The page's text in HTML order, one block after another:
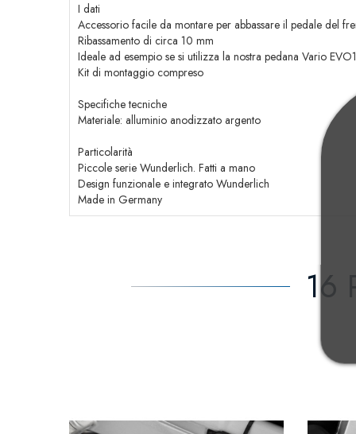
I dati
Accessorio facile da montare per abbassare il pedale del
Ribassamento di circa 10 mm
Ideale ad esempio se si utilizza la nostra pedana Vario
Kit di montaggio compreso
Specifiche tecniche
Materiale: alluminio anodizzato argento
Particolarità
Piccole serie Wunderlich. Fatti a mano
Design funzionale e integrato Wunderlich
Made in Germany
16